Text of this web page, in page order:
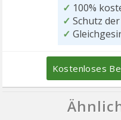
✓ 100%
✓ Schutz
✓
Kostenloses